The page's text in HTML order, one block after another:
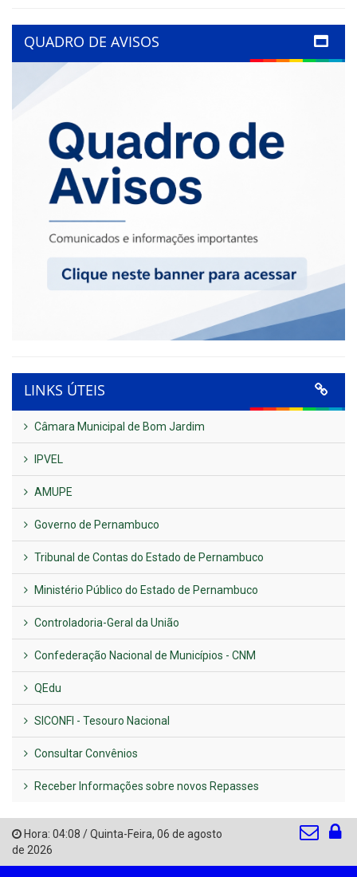
QUADRO DE AVISOS
LINKS ÚTEIS
Câmara Municipal de Bom Jardim
IPVEL
AMUPE
Governo de Pernambuco
Tribunal de Contas do Estado de Pernambuco
Ministério Público do Estado de Pernambuco
Controladoria-Geral da União
Confederação Nacional de Municípios - CNM
QEdu
SICONFI - Tesouro Nacional
Consultar Convênios
Receber Informações sobre novos Repasses
Hora: 04:08 /Quinta-Feira, 06 de agosto
de 2026